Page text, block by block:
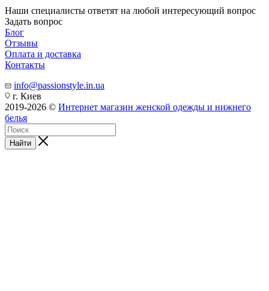
Наши специалисты ответят на любой интересующий вопрос
Задать вопрос
Блог
Отзывы
Оплата и доставка
Контакты
info@passionstyle.in.ua
г. Киев
2019-2026 © Интернет магазин женской одежды и нижнего
белья
Найти